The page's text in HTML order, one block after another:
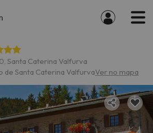
Santa Caterina Valfurva
de Santa Caterina ValfurvaVer no mapa